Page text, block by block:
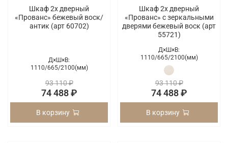
Шкаф 2х дверный
«Прованс» бежевый воск/
антик (арт 60702)
Д×Ш×В:
1110/665/2100(мм)
93 110 ₽
74 488 ₽
В корзину
Шкаф 2х дверный
«Прованс» с зеркальными
дверями бежевый воск (арт
55721)
Д×Ш×В:
1110/665/2100(мм)
93 110 ₽
74 488 ₽
В корзину